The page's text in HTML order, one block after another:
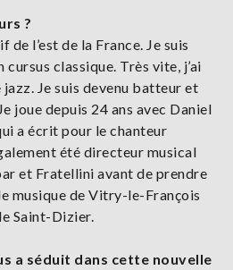
?
de l’est de la France. Je suis
classique. Très vite, j’ai
Je suis devenu batteur et
joue depuis 24 ans avec Daniel
a écrit pour le chanteur
été directeur musical
et Fratellini avant de prendre
musique de Vitry-le-François
Saint-Dizier.
a séduit dans cette nouvelle